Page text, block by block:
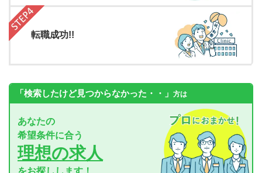
転職成功!!
「検索したけど見つからなかった・・」 方は
あなたの
希望条件に合う
理想の求人
をお探しします！